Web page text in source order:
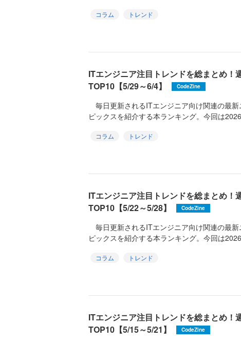
コラム
トレンド
ITエンジニア注目トレンドを総まとめ！
TOP10【5/29～6/4】
CodeZine
毎日更新されるITエンジニア向け関連の最
ピックスを紹介する本ランキング。今回は
コラム
トレンド
ITエンジニア注目トレンドを総まとめ！
TOP10【5/22～5/28】
CodeZine
毎日更新されるITエンジニア向け関連の最
ピックスを紹介する本ランキング。今回は
コラム
トレンド
ITエンジニア注目トレンドを総まとめ！
TOP10【5/15～5/21】
CodeZine